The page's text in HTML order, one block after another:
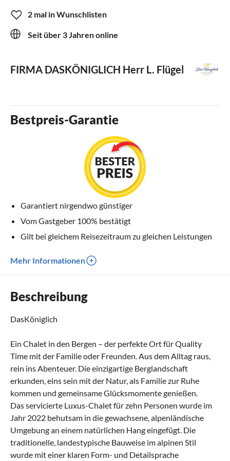
2 mal in Wunschlisten
Seit über 3 Jahren online
FIRMA DASKÖNIGLICH Herr L. Flügel
Bestpreis-Garantie
Garantiert nirgendwo günstiger
Vom Gastgeber 100% bestätigt
Gilt bei gleichem Reisezeitraum zu gleichen Leistungen
Mehr Informationen
Beschreibung
DasKöniglich
Ein Chalet in den Bergen – der perfekte Ort für Quality
Time mit der Familie oder Freunden. Aus dem Alltag raus,
rein ins Abenteuer. Die einzigartige Berglandschaft
erkunden, eins sein mit der Natur, als Familie zur Ruhe
kommen und gemeinsame Glücksmomente genießen.
Das servicierte Luxus-Chalet für zehn Personen wurde im
Jahr 2022 behutsam in die gewachsene, alpenländische
Umgebung an einem natürlichen Hang eingefügt. Die
traditionelle, landestypische Bauweise im alpinen Stil
wurde mit einer klaren Form- und Detailsprache